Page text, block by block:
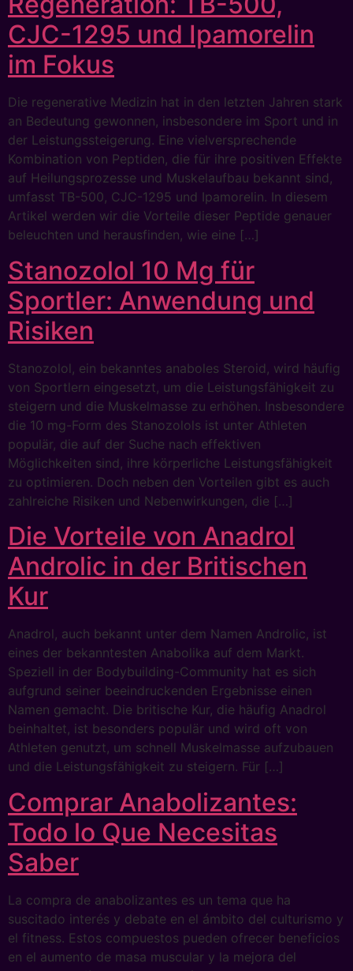
CJC-1295 und Ipamorelin
im Fokus
Die regenerative Medizin hat in den letzten Jahren stark
an Bedeutung gewonnen, insbesondere im Sport und in
der Leistungssteigerung. Eine vielversprechende
Kombination von Peptiden, die für ihre positiven Effekte
auf Heilungsprozesse und Muskelaufbau bekannt sind,
umfasst TB-500, CJC-1295 und Ipamorelin. In diesem
Artikel werden wir die Vorteile dieser Peptide genauer
beleuchten und herausfinden, wie eine […]
Stanozolol 10 Mg für
Sportler: Anwendung und
Risiken
Stanozolol, ein bekanntes anaboles Steroid, wird häufig
von Sportlern eingesetzt, um die Leistungsfähigkeit zu
steigern und die Muskelmasse zu erhöhen. Insbesondere
die 10 mg-Form des Stanozolols ist unter Athleten
populär, die auf der Suche nach effektiven
Möglichkeiten sind, ihre körperliche Leistungsfähigkeit
zu optimieren. Doch neben den Vorteilen gibt es auch
zahlreiche Risiken und Nebenwirkungen, die […]
Die Vorteile von Anadrol
Androlic in der Britischen
Kur
Anadrol, auch bekannt unter dem Namen Androlic, ist
eines der bekanntesten Anabolika auf dem Markt.
Speziell in der Bodybuilding-Community hat es sich
aufgrund seiner beeindruckenden Ergebnisse einen
Namen gemacht. Die britische Kur, die häufig Anadrol
beinhaltet, ist besonders populär und wird oft von
Athleten genutzt, um schnell Muskelmasse aufzubauen
und die Leistungsfähigkeit zu steigern. Für […]
Comprar Anabolizantes:
Todo lo Que Necesitas
Saber
La compra de anabolizantes es un tema que ha
suscitado interés y debate en el ámbito del culturismo y
el fitness. Estos compuestos pueden ofrecer beneficios
en el aumento de masa muscular y la mejora del